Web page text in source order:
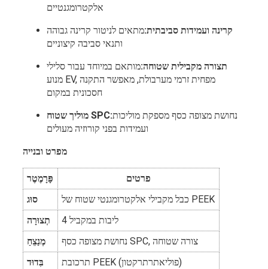
אלקטרומגנטיים
קרינה ועמידות סביבתית:מתאים לניטור קרינה גבוהה
ותנאי סביבה קיצוניים
תצורה מקבילית שטוחה:מותאם במיוחד עבור סלילי
מנוע EV, מפחית זרמי מערבולת, מאפשר התקנה
חסכונית במקום
מוליך שטוח SPC:נחושת מצופה כסף מספקת מוליכות
ועמידות בפני קורוזיה מעולים
מפרט ובנייה
פָּרָמֶטֶר
פרטים
סוּג
כבל מקבילי אלקטרומגנטי שטוח של PEEK
תְצוּרָה
4 ליבות במקביל
מְנַצֵחַ
נחושת מצופה כסף SPC, צורה שטוחה
בִּדוּד
תרכובת PEEK (פוליאתרתרקטון)